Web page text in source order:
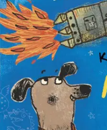
Mutsi on ei ihan pieni, jos ei
päivä uutta ja ihmeellistä.
kerrassaan jännittävä paikka.
voi tulla vaikka mitä. Siksi ei
tekee keikkaa bändin solistina,
ratkaisee kadonneen
ystävänsä Jäniksen kanssa
- siellä asustelee ainakin yksi
kurnuttavaa pituushyppääjää.
riemukas ja vastustamaton
täynnä. Humaani teos puhuu
erilaisuuden kohtaamisesta
mahtavasta voimasta. Virpi
siivittämään mainion ja